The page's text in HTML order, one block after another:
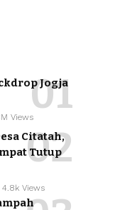
Jogja
Views
Citatah,
Tutup
4.8k Views